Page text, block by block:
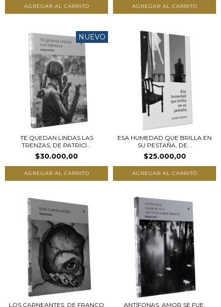
NUEVO
TE QUEDAN LINDAS LAS
TRENZAS, DE PATRICI...
$30.000,00
ESA HUMEDAD QUE BRILLA EN
SU PESTAÑA, DE...
$25.000,00
LOS CARNEANTES, DE FRANCO ANTÍFONAS, AMOR SE FUE,